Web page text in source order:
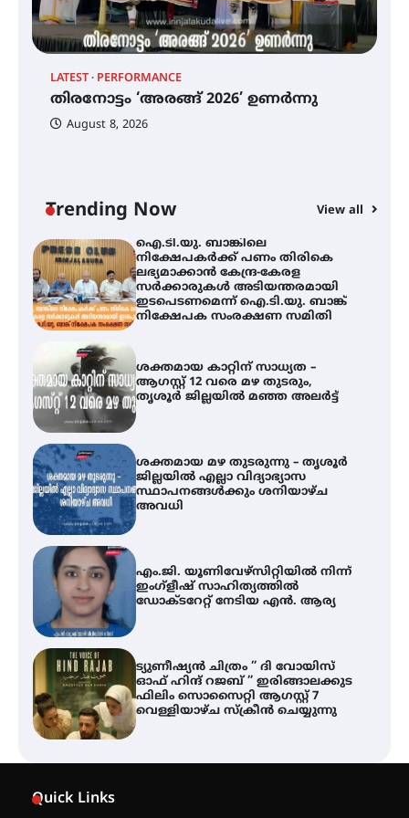
LATEST PERFORMANCE
തിരനോട്ടം ‘അരങ്ങ് 2026’ ഉണർന്നു
August 8, 2026
Trending Now View all
തിരനോട്ടം ‘അരങ്ങ് 2026’ ഉണർന്നു
ഇടപെടണമെന്ന് ഐ.ടി.യു. ബാങ്ക്
നിക്ഷേപക സംരക്ഷണ സമിതി
ശക്തമായ കാറ്റിന് സാധ്യത –
ആഗസ്റ്റ് 12 വരെ മഴ തുടരും,
തൃശൂർ ജില്ലയിൽ മഞ്ഞ അലർട്ട്
ശക്തമായ മഴ തുടരുന്നു – തൃശൂർ
ജില്ലയിൽ എല്ലാ വിദ്യാഭ്യാസ
സ്ഥാപനങ്ങൾക്കും ശനിയാഴ്ച
അവധി
എം.ജി. യൂണിവേഴ്‌സിറ്റിയിൽ നിന്ന്
ഇംഗ്ളീഷ് സാഹിത്യത്തിൽ
ഡോക്ടറേറ്റ് നേടിയ എൻ. ആര്യ
ട്യുണീഷ്യൻ ചിത്രം ” ദി വോയിസ്
ഓഫ് ഹിന്ദ് റജബ് ” ഇരിങ്ങാലക്കുട
ഫിലിം സൊസൈറ്റി ആഗസ്റ്റ് 7
വെള്ളിയാഴ്ച സ്‌ക്രീൻ ചെയ്യുന്നു
തിരനോട്ടം ‘അരങ്ങ് 2026’ ഉണർന്നു
Quick Links